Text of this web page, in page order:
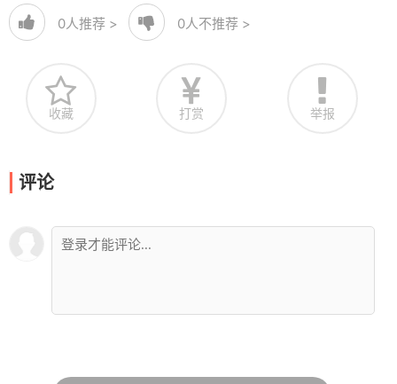
0人推荐 > 0人不推荐 >
收藏 打赏 举报
评论